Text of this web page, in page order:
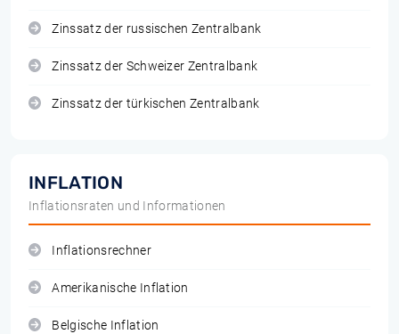
Zinssatz der russischen Zentralbank
Zinssatz der Schweizer Zentralbank
Zinssatz der türkischen Zentralbank
INFLATION
Inflationsraten und Informationen
Inflationsrechner
Amerikanische Inflation
Belgische Inflation